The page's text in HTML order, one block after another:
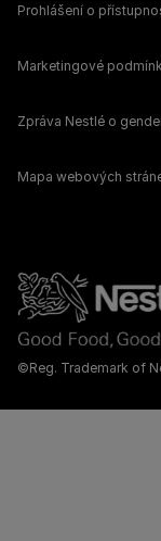
©Reg. Trademark of
Prohlášení o
Marketingové
Zpráva Nestlé o
Mapa webových